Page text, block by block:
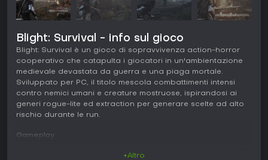
Blight: Survival - info sul gioco
Blight: Survival è un gioco di sopravvivenza action-horror
cooperativo che catapulta i giocatori in un'ambientazione
medievale devastata da guerra e una piaga mortale.
Sviluppato per PC, il titolo mescola combattimenti intensi
contro nemici umani e creature mostruose, ispirandosi ai
generi rogue-lite ed extraction per generare scelte ad alto
rischio durante le run.
Gameplay
+Altro